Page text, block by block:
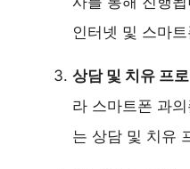
인터넷 및 스마
상담 및 치유 프
라 스마트폰 과
는 상담 및 치유